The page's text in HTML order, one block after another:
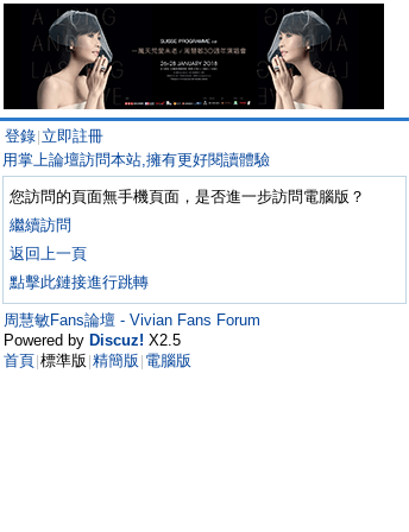
登錄 立即註冊
用掌上論壇訪問本站,擁有更好閱讀體驗
您訪問的頁面無手機頁面，是否進一步訪問電腦版？
繼續訪問
返回上一頁
點擊此鏈接進行跳轉
周慧敏Fans論壇 - Vivian Fans Forum
Powered by Discuz! X2.5
首頁 標準版 精簡版 電腦版